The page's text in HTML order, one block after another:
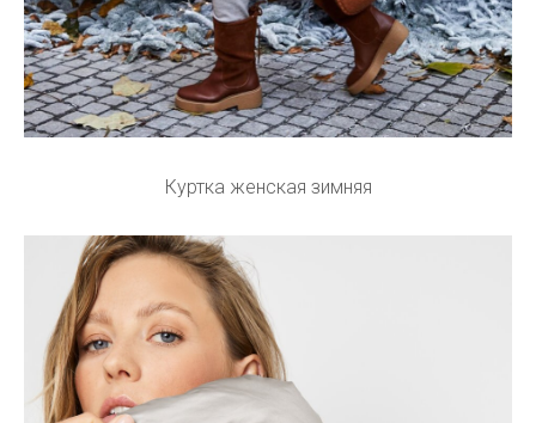
Куртка женская зимняя